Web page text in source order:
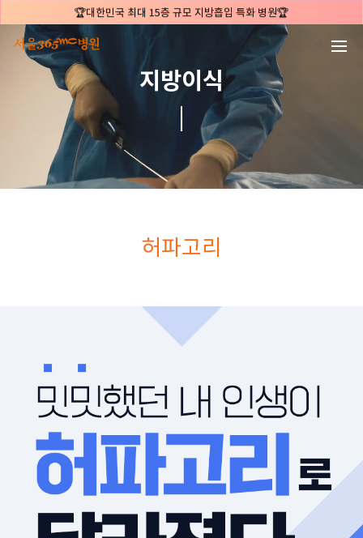
🏆대한민국 최대 15층 규모 지방흡입 특화 병원🏆
🏆대한민국 첫번째 '병원급' 지방흡입 병원🏆
🏆지방흡입 고객 만족도 99.9% 최고치 달성🏆
🏆대한민국 최다 지방흡입 케이스 370,884건🏆
🏆서울365mc병원 부위별 최다 지방흡입 집도의 4관왕!! (2026년 7월 기준)
복부지방흡입 1위 | 서울365mc병원 정원주 원장
허파고리 1위 | 서울365mc병원 이성훈 부병원장(4개월 연속)
얼굴지방흡입 1위 | 서울365mc병원 서성익 원장(3년 연속)
🏆대한민국 첫번째 '병원급' 지방흡입 병원🏆
지방이식
허파고리